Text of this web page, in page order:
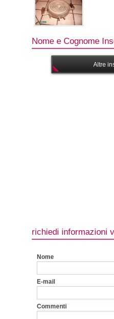
Nome e Cognome
Altre
richiedi informazioni
Nome
E-mail
Commenti